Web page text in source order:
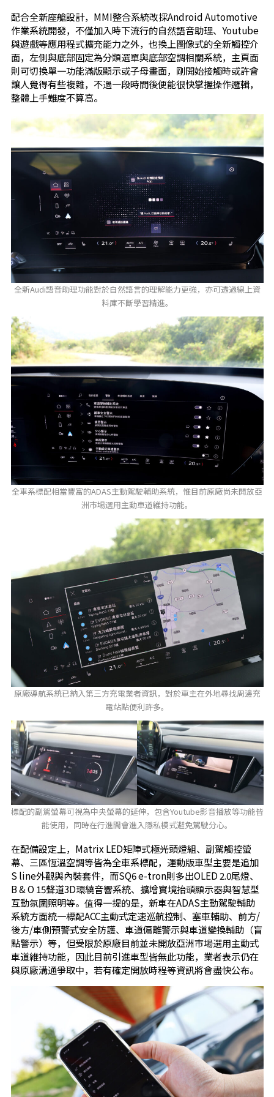
配合全新座艙設計，MMI整合系統改採Android Automotive
作業系統開發，不僅加入時下流行的自然語音助理、Youtube
與遊戲等應用程式擴充能力之外，也換上圖像式的全新觸控介
面，左側與底部固定為分類選單與底部空調相關系統，主頁面
則可切換單一功能滿版顯示或子母畫面，剛開始接觸時或許會
讓人覺得有些複雜，不過一段時間後便能很快掌握操作邏輯，
整體上手難度不算高。
全新Audi語音助理功能對於自然語言的理解能力更強，亦可透過線上資
料庫不斷學習精進。
全車系標配相當豐富的ADAS主動駕駛輔助系統，惟目前原廠尚未開放亞
洲市場選用主動車道維持功能。
原廠導航系統已納入第三方充電業者資訊，對於車主在外地尋找周邊充
電站點便利許多。
標配的副駕螢幕可視為中央螢幕的延伸，包含Youtube影音播放等功能皆
能使用，同時在行進間會進入隱私模式避免駕駛分心。
在配備設定上，Matrix LED矩陣式極光頭燈組、副駕觸控螢
幕、三區恆溫空調等皆為全車系標配，運動版車型主要是追加
S line外觀與內裝套件，而SQ6 e-tron則多出OLED 2.0尾燈、
B & O 15聲道3D環繞音響系統、擴增實境抬頭顯示器與智慧型
互動氛圍照明等。值得一提的是，新車在ADAS主動駕駛輔助
系統方面統一標配ACC主動式定速巡航控制、塞車輔助、前方/
後方/車側預警式安全防護、車道偏離警示與車道變換輔助（盲
點警示）等，但受限於原廠目前並未開放亞洲市場選用主動式
車道維持功能，因此目前引進車型皆無此功能，業者表示仍在
與原廠溝通爭取中，若有確定開放時程等資訊將會盡快公布。